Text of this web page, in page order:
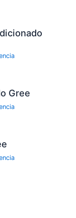
Gree